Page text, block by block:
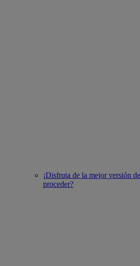
¡Disfruta de la mejor versión
proceder?